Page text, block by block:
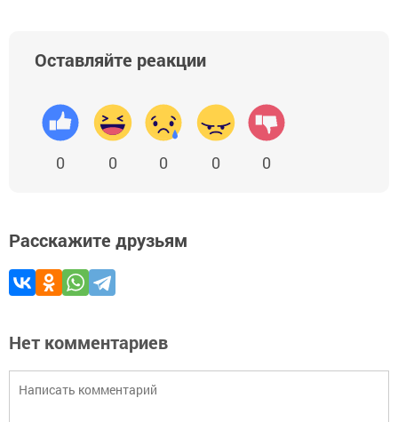
Оставляйте реакции
0 0 0 0 0
Расскажите друзьям
Нет комментариев